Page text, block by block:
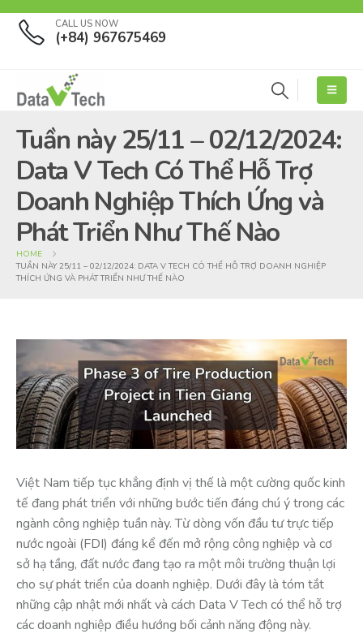
CALL US NOW
(+84) 967675469
Tuần này 25/11 – 02/12/2024:
Data V Tech Có Thể Hỗ Trợ
Doanh Nghiệp Thích Ứng và
Phát Triển Như Thế Nào
HOME
TUẦN NÀY 25/11 – 02/12/2024: DATA V TECH CÓ THỂ HỖ TRỢ DOANH NGHIỆP
THÍCH ỨNG VÀ PHÁT TRIỂN NHƯ THẾ NÀO
Việt Nam tiếp tục khẳng định vị thế là một cường quốc kinh
tế đang phát triển với những bước tiến đáng chú ý trong các
ngành công nghiệp tuần này. Từ dòng vốn đầu tư trực tiếp
nước ngoài (FDI) đáng kể đến mở rộng công nghiệp và cơ
sở hạ tầng, đất nước đang tạo ra một môi trường thuận lợi
cho sự phát triển của doanh nghiệp. Dưới đây là tóm tắt
những cập nhật mới nhất và cách Data V Tech có thể hỗ trợ
các doanh nghiệp điều hướng bối cảnh năng động này.